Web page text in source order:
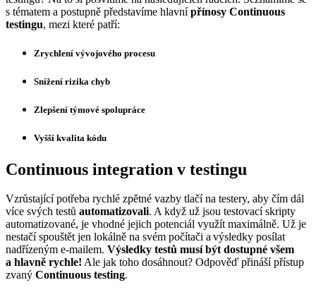
s tématem a postupně představíme hlavnípřínosy Continuous
testingu, mezi které patří:
Zrychlení vývojového procesu
Snížení rizika chyb
Zlepšení týmové spolupráce
Vyšší kvalita kódu
Continuous integration v testingu
Vzrůstající potřeba rychlé zpětné vazby tlačí na testery, aby čím dál
více svých testů automatizovali. A když už jsou testovací skripty
automatizované, je vhodné jejich potenciál využít maximálně. Už je
nestačí spouštět jen lokálně na svém počítači a výsledky posílat
nadřízeným e-mailem. Výsledky testů musí být dostupné všem
a hlavně rychle! Ale jak toho dosáhnout? Odpověď přináší přístup
zvaný Continuous testing.